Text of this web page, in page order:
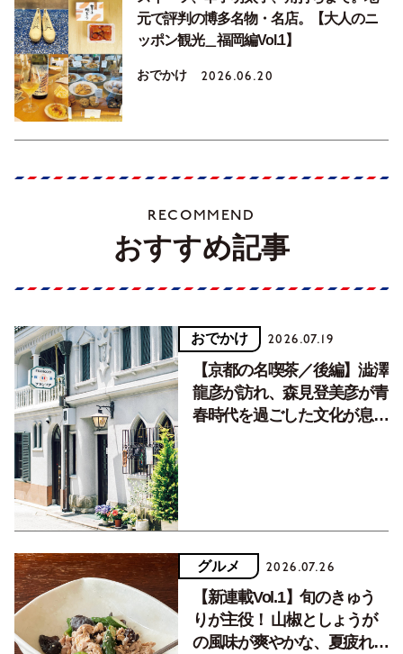
元で評判の博多名物・名店。【大人のニ
ッポン観光＿福岡編Vol.1】
おでかけ 2026.06.20
RECOMMEND
おすすめ記事
おでかけ 2026.07.19
【京都の名喫茶／後編】澁澤
龍彦が訪れ、森見登美彦が青
春時代を過ごした文化が息づ
グルメ 2026.07.26
【新連載Vol.1】旬のきゅう
りが主役！ 山椒としょうが
の風味が爽やかな、夏疲れを